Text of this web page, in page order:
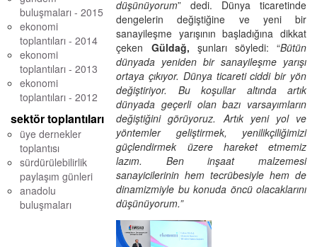
buluşmaları - 2015
ekonomi
toplantıları - 2014
ekonomi
toplantıları - 2013
ekonomi
toplantıları - 2012
sektör toplantıları
üye dernekler
toplantısı
sürdürülebilirlik
paylaşım günleri
anadolu
buluşmaları
düşünüyorum” dedi. Dünya ticaretinde
dengelerin değiştiğine ve yeni bir
sanayileşme yarışının başladığına dikkat
çeken Güldağ, şunları söyledi: “Bütün
dünyada yeniden bir sanayileşme yarışı
ortaya çıkıyor. Dünya ticareti ciddi bir yön
değiştiriyor. Bu koşullar altında artık
dünyada geçerli olan bazı varsayımların
değiştiğini görüyoruz. Artık yeni yol ve
yöntemler geliştirmek, yenilikçiliğimizi
güçlendirmek üzere hareket etmemiz
lazım. Ben inşaat malzemesi
sanayicilerinin hem tecrübesiyle hem de
dinamizmiyle bu konuda öncü olacaklarını
düşünüyorum.”